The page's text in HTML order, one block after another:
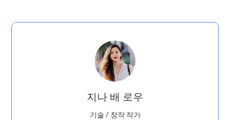
지나 배 로우
기술 / 창작 작가